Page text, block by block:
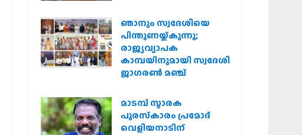
ഞാനും സ്വദേശിയെ
പിന്തുണയ്ക്കുന്നു;
രാജ്യവ്യാപക
കാമ്പയിനുമായി സ്വദേശി
ജാഗരണ്‍ മഞ്ച്
മാടമ്പ് സ്മാരക
പുരസ്‌കാരം പ്രമോദ്
വെളിയനാടിന്